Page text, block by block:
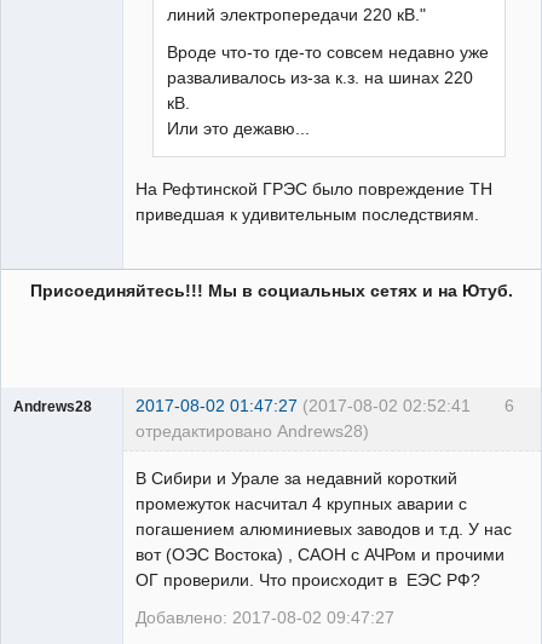
линий электропередачи 220 кВ."
Вроде что-то где-то совсем недавно уже
разваливалось из-за к.з. на шинах 220
кВ.
Или это дежавю...
На Рефтинской ГРЭС было повреждение ТН
приведшая к удивительным последствиям.
Присоединяйтесь!!! Мы в социальных сетях и на Ютуб.
6
Andrews28 2017-08-02 01:47:27 (2017-08-02 02:52:41
отредактировано Andrews28)
В Сибири и Урале за недавний короткий
промежуток насчитал 4 крупных аварии с
погашением алюминиевых заводов и т.д. У нас
вот (ОЭС Востока) , САОН с АЧРом и прочими
ОГ проверили. Что происходит в ЕЭС РФ?
Добавлено: 2017-08-02 09:47:27